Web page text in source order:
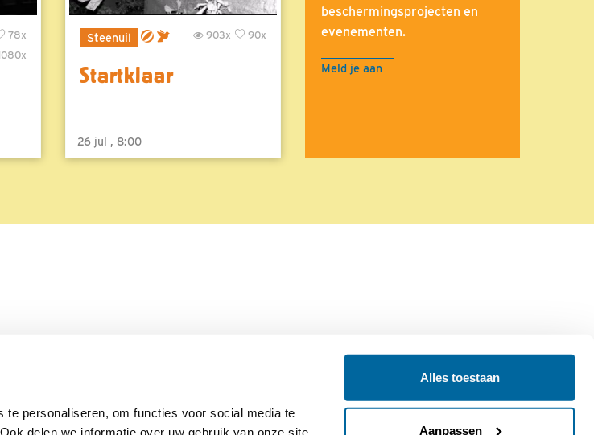
personaliseren, om functies voor social media te
delen we informatie over uw gebruik van onze site
Alles toestaan
Aanpassen
78x
Steenuil 90x
903x
Startklaar
26 jul , 8:00
beschermingsprojecten en
evenementen.
Meld je aan
Colofon